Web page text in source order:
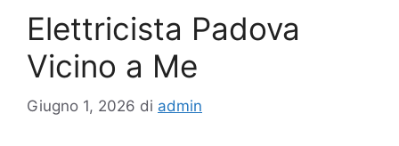
Elettricista Padova
Vicino a Me
Giugno 1, 2026 di admin